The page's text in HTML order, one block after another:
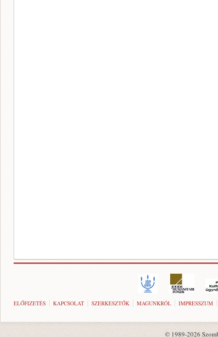
ELŐFIZETÉS KAPCSOLAT SZERKESZTŐK MAGUNKRÓL IMPRESSZUM
© 1989-2026